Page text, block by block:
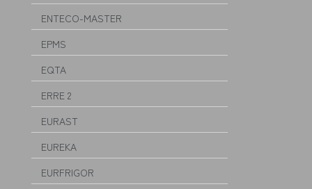
ENTECO-MASTER
EPMS
EQTA
ERRE 2
EURAST
EUREKA
EURFRIGOR